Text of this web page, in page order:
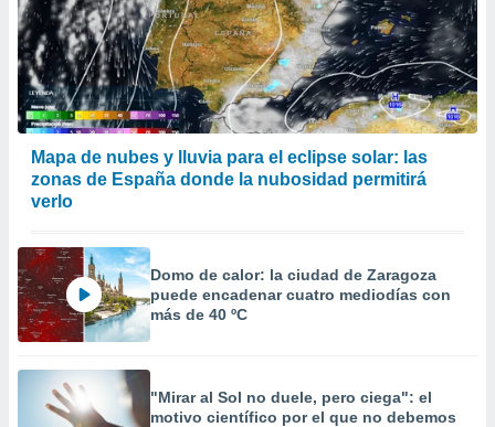
Mapa de nubes y lluvia para el eclipse solar: las
zonas de España donde la nubosidad permitirá
verlo
Domo de calor: la ciudad de Zaragoza
puede encadenar cuatro mediodías con
más de 40 ºC
"Mirar al Sol no duele, pero ciega": el
motivo científico por el que no debemos